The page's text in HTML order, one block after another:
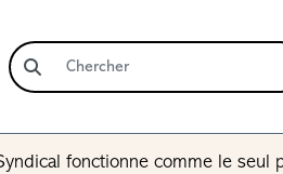
fonctionne comme le seul